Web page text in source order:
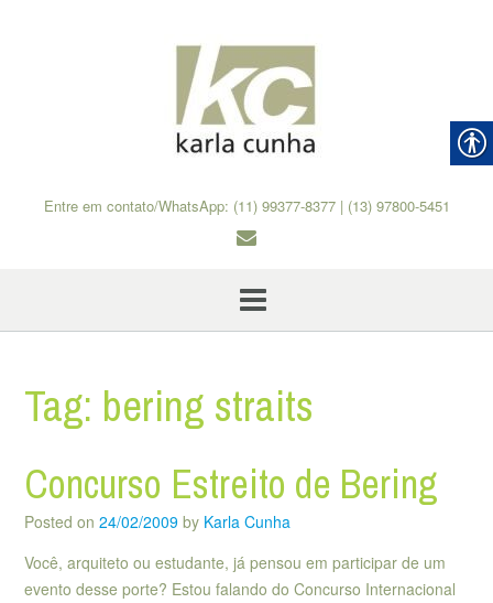
Entre em contato/WhatsApp: (11) 99377-8377 | (13) 97800-5451
Tag: bering straits
Concurso Estreito de Bering
Posted on 24/02/2009 by Karla Cunha
Você, arquiteto ou estudante, já pensou em participar de um
evento desse porte? Estou falando do Concurso Internacional